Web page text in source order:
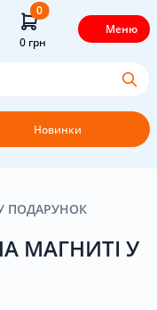
Новинки
0
0грн
Меню
ПОДАРУНОК
МАГНИТІ У